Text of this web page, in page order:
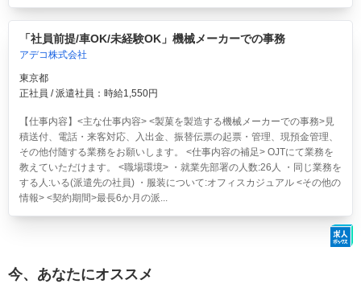
「社員前提/車OK/未経験OK」機械メーカーでの事務
アデコ株式会社
東京都
正社員 / 派遣社員：時給1,550円
【仕事内容】<主な仕事内容> <製菓を製造する機械メーカーでの事務>見
積送付、電話・来客対応、入出金、振替伝票の起票・管理、現預金管理、
その他付随する業務をお願いします。 <仕事内容の補足> OJTにて業務を
教えていただけます。 <職場環境> ・就業先部署の人数:26人 ・同じ業務を
する人:いる(派遣先の社員) ・服装について:オフィスカジュアル <その他の
情報> <契約期間>最長6か月の派...
今、あなたにオススメ